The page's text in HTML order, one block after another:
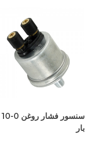
سنسور فشار روغن 0-10
بار